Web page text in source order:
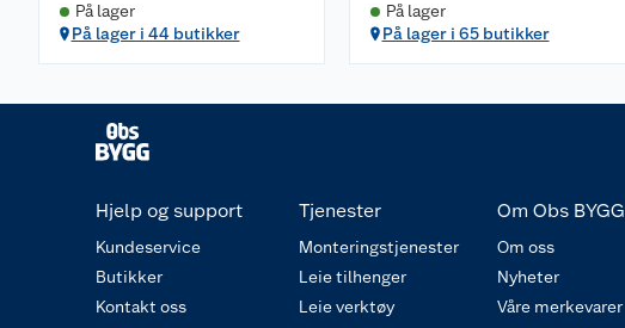
På lager
På lager i 44 butikker
På lager
På lager i 65 butikker
Hjelp og support
Kundeservice
Butikker
Kontakt oss
Tjenester
Monteringstjenester
Leie tilhenger
Leie verktøy
Om Obs BYGG
Om oss
Nyheter
Våre merkevarer